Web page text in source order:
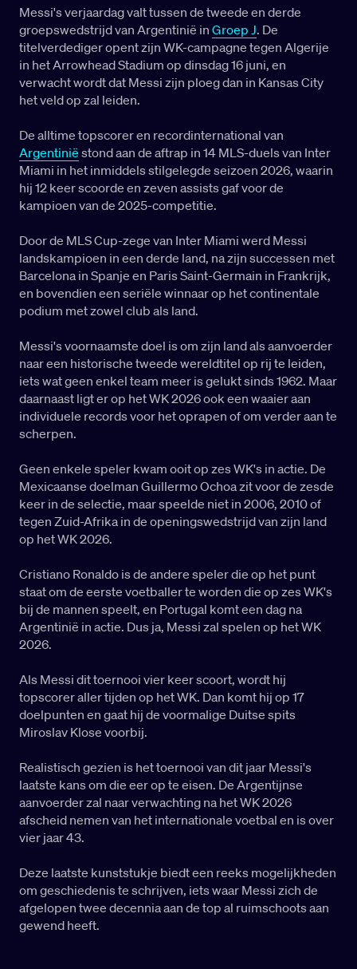
Messi's verjaardag valt tussen de tweede en derde
groepswedstrijd van Argentinië in Groep J. De
titelverdediger opent zijn WK-campagne tegen Algerije
in het Arrowhead Stadium op dinsdag 16 juni, en
verwacht wordt dat Messi zijn ploeg dan in Kansas City
het veld op zal leiden.
De alltime topscorer en recordinternational van
Argentinië stond aan de aftrap in 14 MLS-duels van Inter
Miami in het inmiddels stilgelegde seizoen 2026, waarin
hij 12 keer scoorde en zeven assists gaf voor de
kampioen van de 2025-competitie.
Door de MLS Cup-zege van Inter Miami werd Messi
landskampioen in een derde land, na zijn successen met
Barcelona in Spanje en Paris Saint-Germain in Frankrijk,
en bovendien een seriële winnaar op het continentale
podium met zowel club als land.
Messi's voornaamste doel is om zijn land als aanvoerder
naar een historische tweede wereldtitel op rij te leiden,
iets wat geen enkel team meer is gelukt sinds 1962. Maar
daarnaast ligt er op het WK 2026 ook een waaier aan
individuele records voor het oprapen of om verder aan te
scherpen.
Geen enkele speler kwam ooit op zes WK's in actie. De
Mexicaanse doelman Guillermo Ochoa zit voor de zesde
keer in de selectie, maar speelde niet in 2006, 2010 of
tegen Zuid-Afrika in de openingswedstrijd van zijn land
op het WK 2026.
Cristiano Ronaldo is de andere speler die op het punt
staat om de eerste voetballer te worden die op zes WK's
bij de mannen speelt, en Portugal komt een dag na
Argentinië in actie. Dus ja, Messi zal spelen op het WK
2026.
Als Messi dit toernooi vier keer scoort, wordt hij
topscorer aller tijden op het WK. Dan komt hij op 17
doelpunten en gaat hij de voormalige Duitse spits
Miroslav Klose voorbij.
Realistisch gezien is het toernooi van dit jaar Messi's
laatste kans om die eer op te eisen. De Argentijnse
aanvoerder zal naar verwachting na het WK 2026
afscheid nemen van het internationale voetbal en is over
vier jaar 43.
Deze laatste kunststukje biedt een reeks mogelijkheden
om geschiedenis te schrijven, iets waar Messi zich de
afgelopen twee decennia aan de top al ruimschoots aan
gewend heeft.